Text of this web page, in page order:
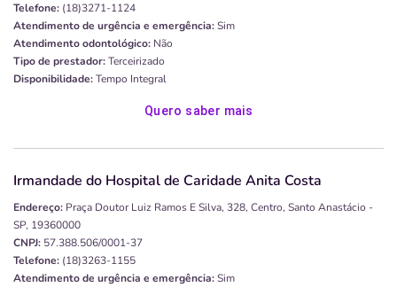
Telefone: (18)3271-1124
Atendimento de urgência e emergência:Sim
Atendimento odontológico: Não
Tipo de prestador:Terceirizado
Disponibilidade:Tempo Integral
Quero saber mais
Irmandade do Hospital de Caridade Anita Costa
Endereço: Praça Doutor Luiz Ramos E Silva, 328, Centro, Santo Anastácio -
SP, 19360000
CNPJ: 57.388.506/0001-37
Telefone: (18)3263-1155
Atendimento de urgência e emergência:Sim